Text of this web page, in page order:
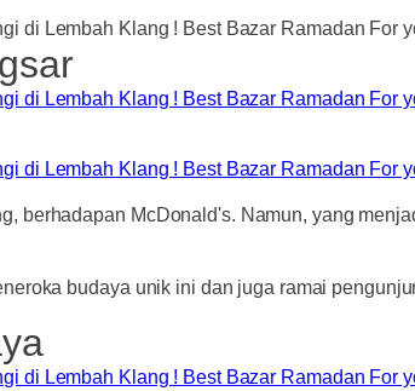
berhadapan McDonald's. Namun, yang
budaya unik ini dan juga ramai